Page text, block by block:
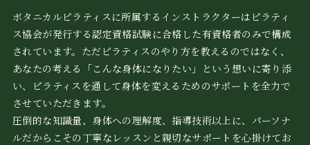
ボタニカルピラティスに所属するインストラクターはピラティ
ス協会が発行する認定資格試験に合格した有資格者のみで構成
されています。ただピラティスのやり方を教えるのではなく、
あなたの考える「こんな身体になりたい」という想いに寄り添
い、ピラティスを通して身体を変えるためのサポートを全力で
させていただきます。
圧倒的な知識量、身体への理解度、指導技術以上に、パーソナ
ルだからこその丁寧なレッスンと親切なサポートを心掛けてお